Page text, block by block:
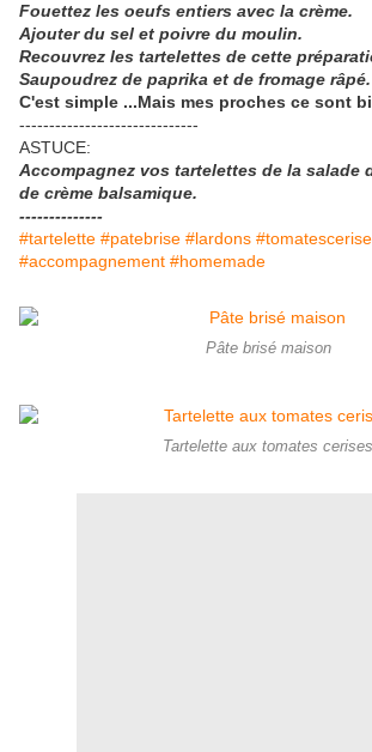
Fouettez les oeufs entiers avec la crème.
Ajouter du sel et poivre du moulin.
Recouvrez les tartelettes de cette
Saupoudrez de paprika et de fromage râpé.
C'est simple ...Mais mes proches ce sont
------------------------------
ASTUCE:
Accompagnez vos tartelettes de la salade
de crème balsamique.
--------------
#tartelette #patebrise #lardons
#accompagnement #homemade
Pâte brisé maison
Tartelette aux tomates cerises